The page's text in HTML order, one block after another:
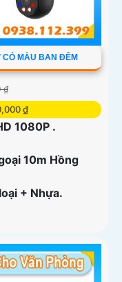
CÓ MÀU BAN ĐÊM
₫
₫
1080P .
10m Hồng
+ Nhựa.